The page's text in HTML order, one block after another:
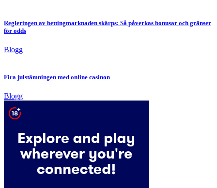
Regleringen av bettingmarknaden skärps: Så påverkas bonusar och gränser
för odds
Blogg
Fira julstämningen med online casinon
Blogg